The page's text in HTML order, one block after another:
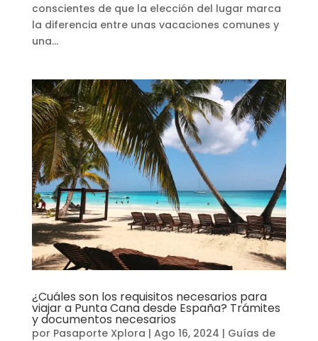
conscientes de que la elección del lugar marca
la diferencia entre unas vacaciones comunes y
una...
¿Cuáles son los requisitos necesarios para
viajar a Punta Cana desde España? Trámites
y documentos necesarios
por Pasaporte Xplora | Ago 16, 2024 | Guías de